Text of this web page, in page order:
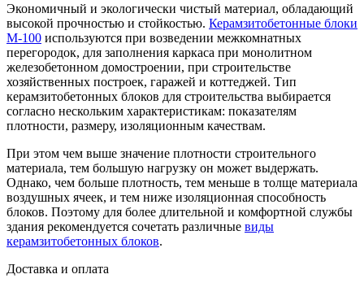
Экономичный и экологически чистый материал, обладающий
высокой прочностью и стойкостью. Керамзитобетонные блоки
М-100 используются при возведении межкомнатных
перегородок, для заполнения каркаса при монолитном
железобетонном домостроении, при строительстве
хозяйственных построек, гаражей и коттеджей. Тип
керамзитобетонных блоков для строительства выбирается
согласно нескольким характеристикам: показателям
плотности, размеру, изоляционным качествам.
При этом чем выше значение плотности строительного
материала, тем большую нагрузку он может выдержать.
Однако, чем больше плотность, тем меньше в толще материала
воздушных ячеек, и тем ниже изоляционная способность
блоков. Поэтому для более длительной и комфортной службы
здания рекомендуется сочетать различные виды
керамзитобетонных блоков.
Доставка и оплата